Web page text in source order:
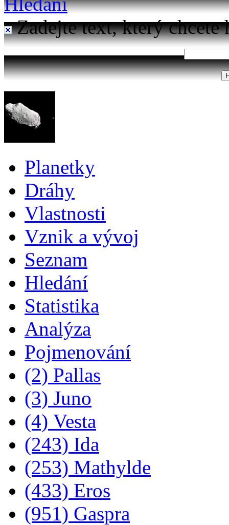
Zadejte text, který chcete
Planetky
Dráhy
Vlastnosti
Vznik a vývoj
Seznam
Hledání
Statistika
Analýza
Pojmenování
(2) Pallas
(3) Juno
(4) Vesta
(243) Ida
(253) Mathylde
(433) Eros
(951) Gaspra